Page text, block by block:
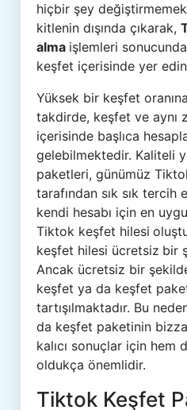
hiçbir şey
kitlenin dışında çıkarak,
alma işlemleri
keşfet içerisinde yer
Yüksek bir keşfet
takdirde, keşfet ve aynı
içerisinde başlıca
gelebilmektedir. Kaliteli
paketleri, günümüz
tarafından sık sık tercih
kendi hesabı için en
Tiktok keşfet hilesi
keşfet hilesi ücretsiz bir
Ancak ücretsiz bir
keşfet ya da keşfet
tartışılmaktadır. Bu
da keşfet paketinin
kalıcı sonuçlar için hem
oldukça önemlidir.
Tiktok Keşfet